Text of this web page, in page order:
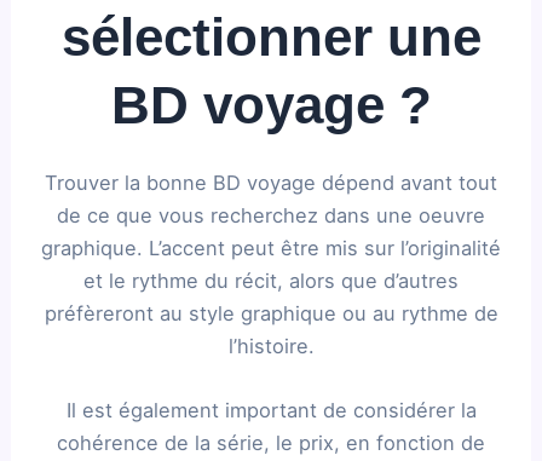
sélectionner une
BD voyage ?
Trouver la bonne BD voyage dépend avant tout
de ce que vous recherchez dans une oeuvre
graphique. L’accent peut être mis sur l’originalité
et le rythme du récit, alors que d’autres
préfèreront au style graphique ou au rythme de
l’histoire.
Il est également important de considérer la
cohérence de la série, le prix, en fonction de